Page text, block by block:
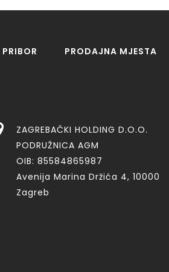
PRODAJNA MJESTA
ZAGREBAČKI HOLDING D.O.O.
PODRUŽNICA AGM
OIB: 85584865987
Avenija Marina Držića 4, 10000
Zagreb